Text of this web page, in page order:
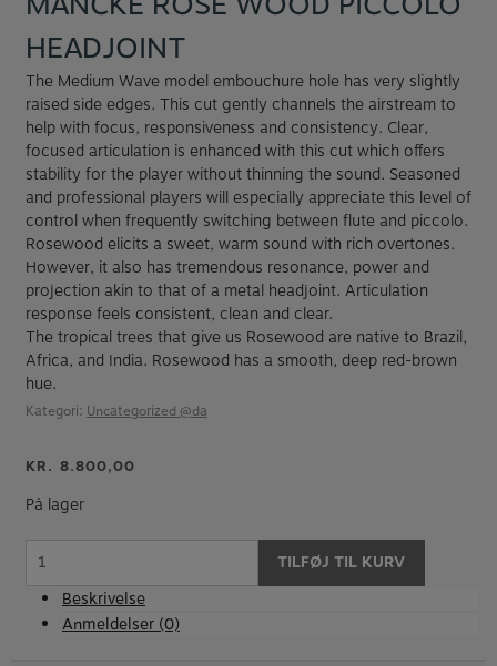
HEADJOINT
The Medium Wave model embouchure hole has very slightly
raised side edges. This cut gently channels the airstream to
help with focus, responsiveness and consistency. Clear,
focused articulation is enhanced with this cut which offers
stability for the player without thinning the sound. Seasoned
and professional players will especially appreciate this level of
control when frequently switching between flute and piccolo.
Rosewood elicits a sweet, warm sound with rich overtones.
However, it also has tremendous resonance, power and
projection akin to that of a metal headjoint. Articulation
response feels consistent, clean and clear.
The tropical trees that give us Rosewood are native to Brazil,
Africa, and India. Rosewood has a smooth, deep red-brown
hue.
Kategori: Uncategorized @da
KR. 8.800,00
På lager
MANCKE
Rose
wood
Piccolo
TILFØJ TIL KURV
Beskrivelse
Anmeldelser (0)